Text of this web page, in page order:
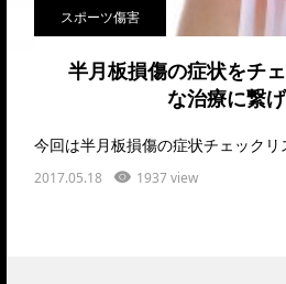
スポーツ傷害
半月板損傷の症状をチ
な治療に繋
2017.05.18 1937 view